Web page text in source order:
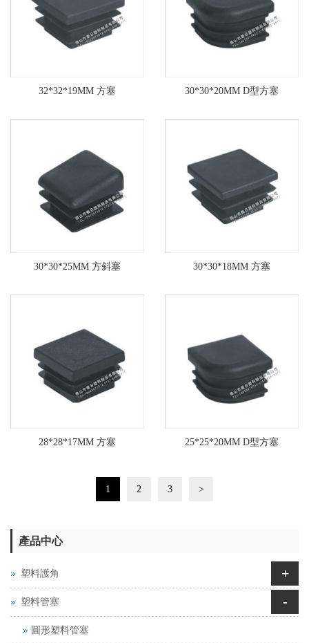
32*32*19MM 方塞 30*30*20MM D型方塞
30*30*25MM 方斜塞 30*30*18MM 方塞
28*28*17MM 方塞 25*25*20MM D型方塞
1 2 3 >
產品中心
塑料護角 +
塑料管塞 -
圓形塑料管塞